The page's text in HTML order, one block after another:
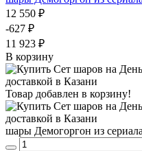
12 550 ₽
-627 ₽
11 923 ₽
В корзину
Товар добавлен в корзину!
шары Демогоргон из